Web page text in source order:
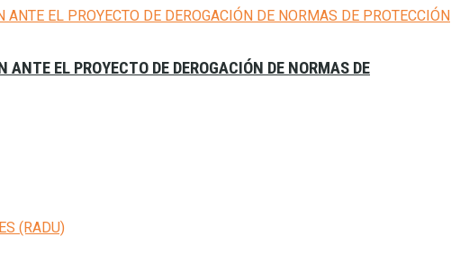
EL PROYECTO DE DEROGACIÓN DE NORMAS DE